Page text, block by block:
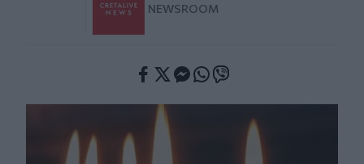
NEWSROOM